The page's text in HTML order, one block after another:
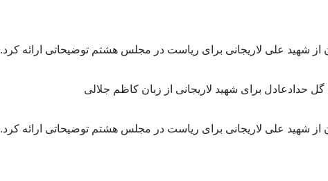
از شهید علی لاریجانی برای ریاست در مجلس هشتم توضیحاتی ارائه کرد.
از شهید علی لاریجانی برای ریاست در مجلس هشتم توضیحاتی ارائه کرد.